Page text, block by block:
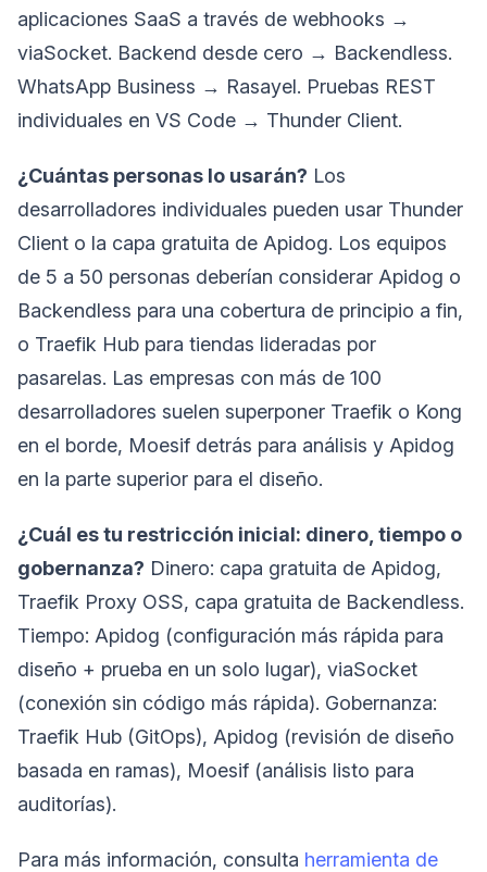
aplicaciones SaaS a través de webhooks →
viaSocket. Backend desde cero → Backendless.
WhatsApp Business → Rasayel. Pruebas REST
individuales en VS Code → Thunder Client.
¿Cuántas personas lo usarán? Los
desarrolladores individuales pueden usar Thunder
Client o la capa gratuita de Apidog. Los equipos
de 5 a 50 personas deberían considerar Apidog o
Backendless para una cobertura de principio a fin,
o Traefik Hub para tiendas lideradas por
pasarelas. Las empresas con más de 100
desarrolladores suelen superponer Traefik o Kong
en el borde, Moesif detrás para análisis y Apidog
en la parte superior para el diseño.
¿Cuál es tu restricción inicial: dinero, tiempo o
gobernanza? Dinero: capa gratuita de Apidog,
Traefik Proxy OSS, capa gratuita de Backendless.
Tiempo: Apidog (configuración más rápida para
diseño + prueba en un solo lugar), viaSocket
(conexión sin código más rápida). Gobernanza:
Traefik Hub (GitOps), Apidog (revisión de diseño
basada en ramas), Moesif (análisis listo para
auditorías).
Para más información, consulta herramienta de